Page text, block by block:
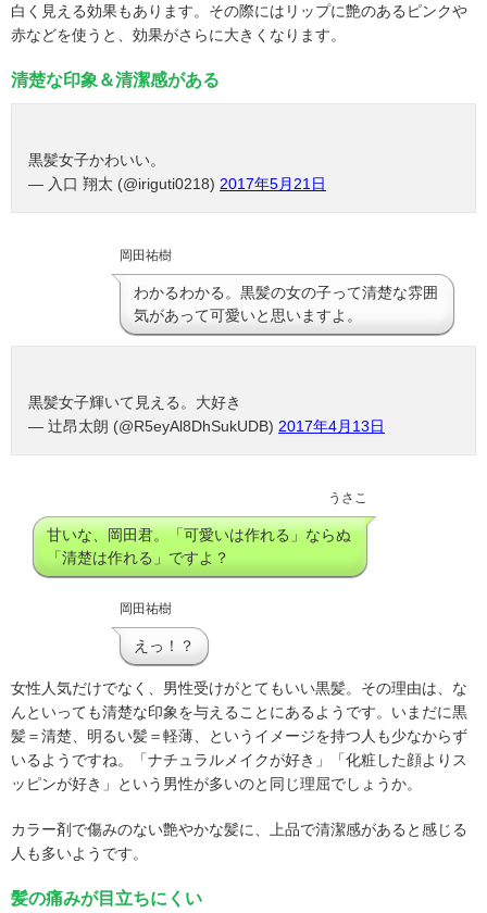
白く見える効果もあります。その際にはリップに艶のあるピンクや
赤などを使うと、効果がさらに大きくなります。
清楚な印象＆清潔感がある
黒髪女子かわいい。
— 入口 翔太 (@iriguti0218) 2017年5月21日
岡田祐樹
わかるわかる。黒髪の女の子って清楚な雰囲
気があって可愛いと思いますよ。
黒髪女子輝いて見える。大好き
— 辻昂太朗 (@R5eyAl8DhSukUDB) 2017年4月13日
うさこ
甘いな、岡田君。「可愛いは作れる」ならぬ
「清楚は作れる」ですよ？
岡田祐樹
えっ！？
女性人気だけでなく、男性受けがとてもいい黒髪。その理由は、な
んといっても清楚な印象を与えることにあるようです。いまだに黒
髪＝清楚、明るい髪＝軽薄、というイメージを持つ人も少なからず
いるようですね。「ナチュラルメイクが好き」「化粧した顔よりス
ッピンが好き」という男性が多いのと同じ理屈でしょうか。
カラー剤で傷みのない艶やかな髪に、上品で清潔感があると感じる
人も多いようです。
髪の痛みが目立ちにくい